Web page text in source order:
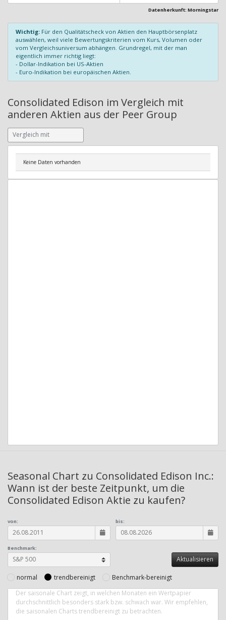
Datenherkunft: Morningstar
Wichtig: Für den Qualitätscheck von Aktien den Hauptbörsenplatz
auswählen, weil viele Bewertungskriterien vom Kurs, Volumen oder
vom Vergleichsuniversum abhängen. Grundregel, mit der man
eigentlich immer richtig liegt:
- Dollar-Indikation bei US-Aktien
- Euro-Indikation bei europäischen Aktien.
Consolidated Edison im Vergleich mit
anderen Aktien aus der Peer Group
Keine Daten vorhanden
Seasonal Chart zu Consolidated Edison Inc.:
Wann ist der beste Zeitpunkt, um die
Consolidated Edison Aktie zu kaufen?
Benchmark:
von: bis:
normal trendbereinigt
Benchmark-bereinigt
Der saisonale Chart zeigt, in welchen Monaten ein Wertpapier
durchschnittlich besonders stark bzw. schwach war. Wir empfehlen,
die saisonalen Charts trendbereinigt zu betrachten.